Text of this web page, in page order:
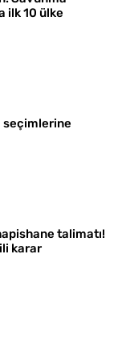
ilk 10 ülke
seçimlerine
talimatı!
karar